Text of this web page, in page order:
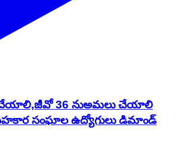
చేయాలి,జీవో 36 నుఅమలు చేయాలి
సంఘాల ఉద్యోగులు డిమాండ్